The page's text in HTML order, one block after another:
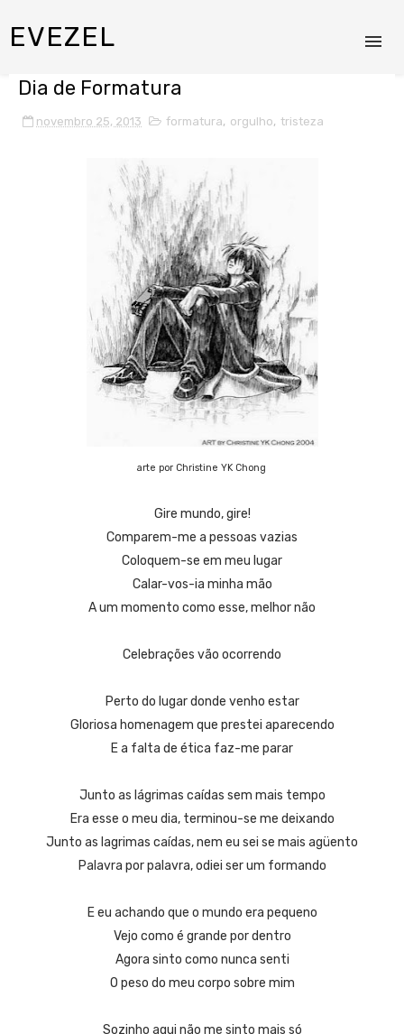
EVEZEL
Dia de Formatura
novembro 25, 2013 formatura, orgulho, tristeza
arte por Christine YK Chong
Gire mundo, gire!
Comparem-me a pessoas vazias
Coloquem-se em meu lugar
Calar-vos-ia minha mão
A um momento como esse, melhor não
Celebrações vão ocorrendo
Perto do lugar donde venho estar
Gloriosa homenagem que prestei aparecendo
E a falta de ética faz-me parar
Junto as lágrimas caídas sem mais tempo
Era esse o meu dia, terminou-se me deixando
Junto as lagrimas caídas, nem eu sei se mais agüento
Palavra por palavra, odiei ser um formando
E eu achando que o mundo era pequeno
Vejo como é grande por dentro
Agora sinto como nunca senti
O peso do meu corpo sobre mim
Sozinho aqui não me sinto mais só